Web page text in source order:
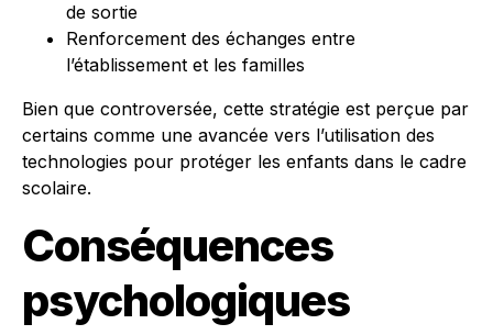
de sortie
Renforcement des échanges entre
l’établissement et les familles
Bien que controversée, cette stratégie est perçue par
certains comme une avancée vers l’utilisation des
technologies pour protéger les enfants dans le cadre
scolaire.
Conséquences
psychologiques